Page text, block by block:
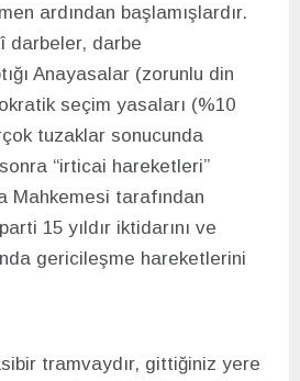
ardından başlamışlardır.
darbeler, darbe
Anayasalar (zorunlu din
seçim yasaları (%10
tuzaklar sonucunda
“irticai hareketleri”
Mahkemesi tarafından
15 yıldır iktidarını ve
gericileşme hareketlerini
tramvaydır, gittiğiniz yere